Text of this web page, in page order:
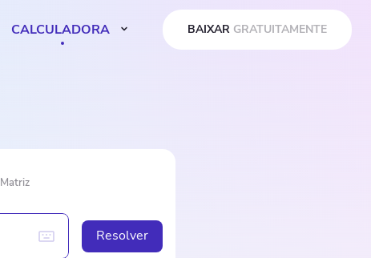
CALCULADORA BAIXAR GRATUITAMENTE
Matriz
Resolver